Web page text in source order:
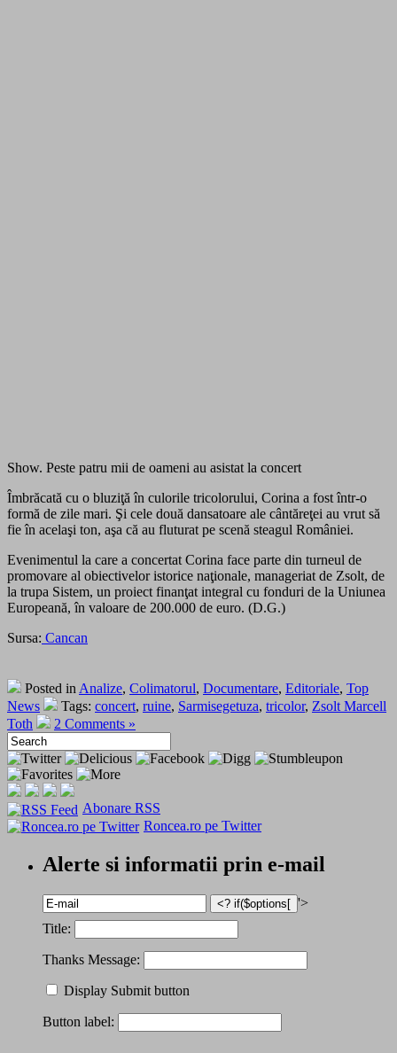
Show. Peste patru mii de oameni au asistat la concert
Îmbrăcată cu o bluziţă în culorile tricolorului, Corina a fost într-o
formă de zile mari. Şi cele două dansatoare ale cântăreţei au vrut să
fie în acelaşi ton, aşa că au fluturat pe scenă steagul României.
Evenimentul la care a concertat Corina face parte din turneul de
promovare al obiectivelor istorice naţionale, manageriat de Zsolt, de
la trupa Sistem, un proiect finanţat integral cu fonduri de la Uniunea
Europeană, în valoare de 200.000 de euro. (D.G.)
Sursa: Cancan
Posted in Analize, Colimatorul, Documentare, Editoriale, Top
News
Tags: concert, ruine, Sarmisegetuza, tricolor, Zsolt Marcell
Toth
2 Comments »
Abonare RSS
Roncea.ro pe Twitter
Alerte si informatii prin e-mail
'>
Title:
Thanks Message:
Display Submit button
Button label: